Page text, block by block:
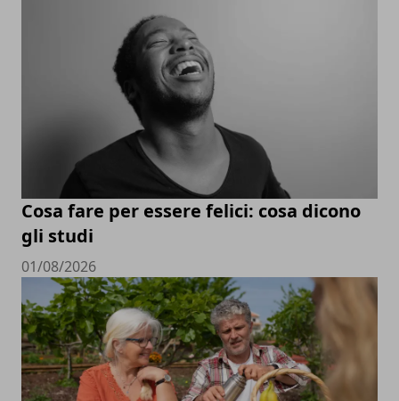
Cosa fare per essere felici: cosa dicono
gli studi
01/08/2026